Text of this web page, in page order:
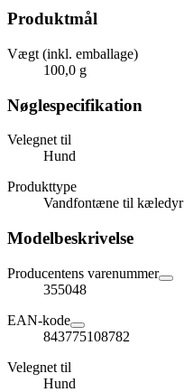
Produktmål
Vægt (inkl. emballage)
100,0 g
Nøglespecifikation
Velegnet til
Hund
Produkttype
Vandfontæne til kæledyr
Modelbeskrivelse
Producentens varenummer
355048
EAN-kode
843775108782
Velegnet til
Hund